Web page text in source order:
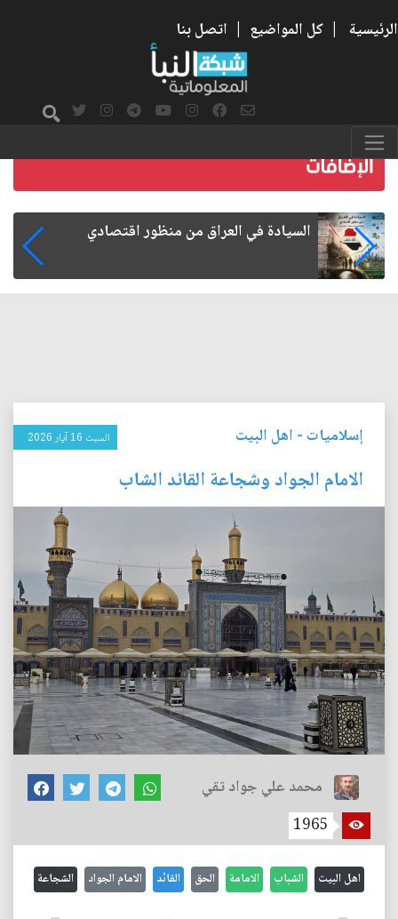
الرئيسية | كل المواضيع | اتصل بنا
ما بعد الأربعين.. كيف اتسعت الزيارة من هويتها
إسلاميات - اهل البيت السبت 16 آيار 2026
الامام الجواد وشجاعة القائد الشاب
محمد علي جواد تقي
1965
اهل البيت الشباب الامامة الحق القائد الامام الجواد الشجاعة